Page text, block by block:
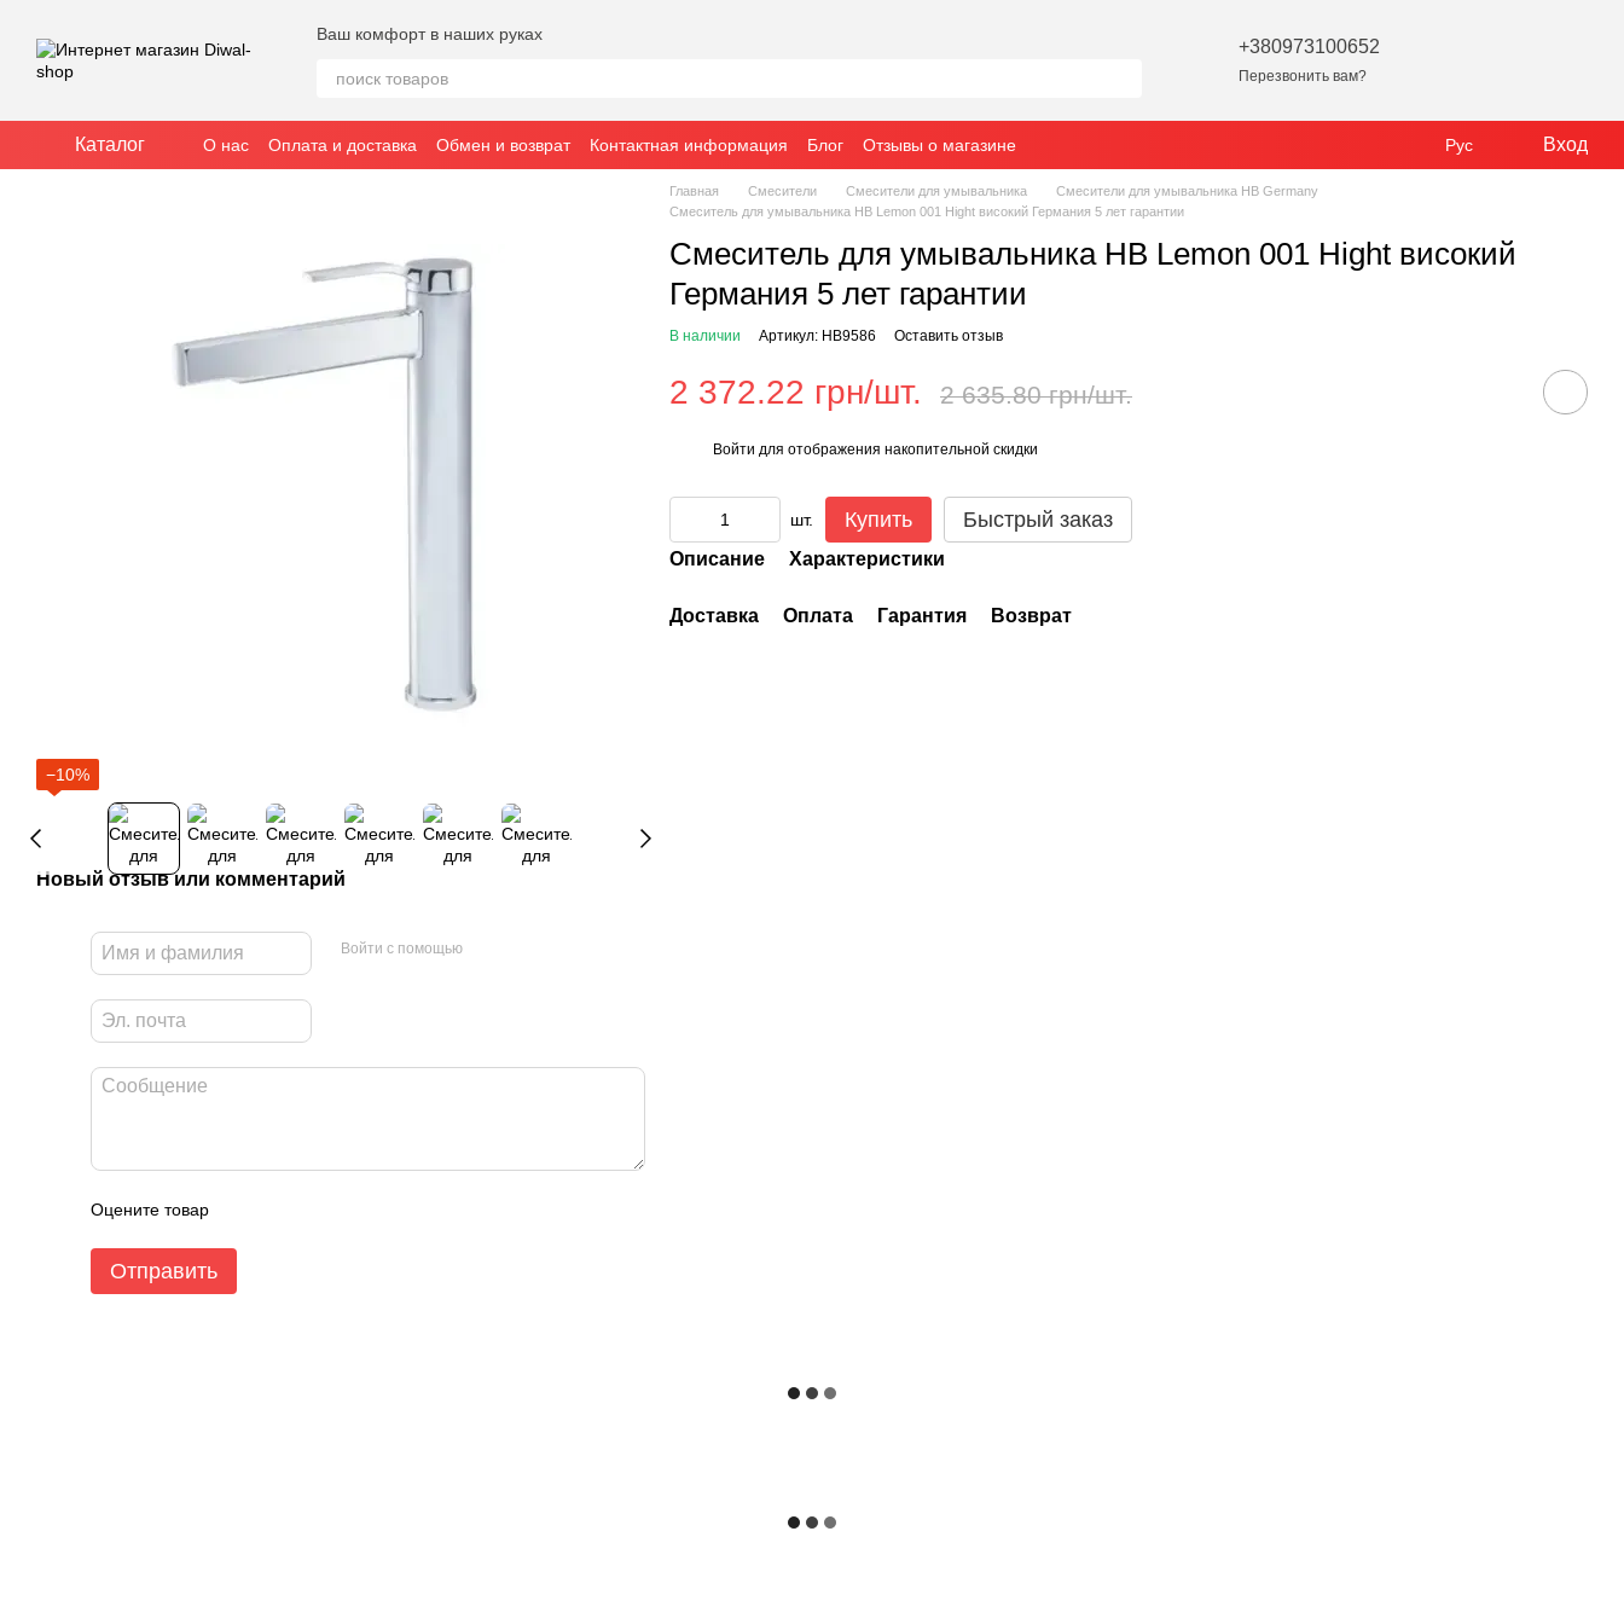
Ваш комфорт в наших руках
+380973100652
Перезвонить вам?
Каталог О нас Оплата и доставка Обмен и возврат Контактная информация Блог Отзывы о магазине Рус Вход
−10%
Новый отзыв или комментарий
Войти с помощью
Оцените товар
Отправить
Главная Смесители Смесители для умывальника
Смесители для умывальника HB Germany
Смеситель для умывальника HB Lemon 001 Hight високий Германия 5 лет гарантии
Смеситель для умывальника HB Lemon 001 Hight високий
Германия 5 лет гарантии
В наличии Артикул: HB9586 Оставить отзыв
2 372.22 грн/шт. 2 635.80 грн/шт.
Войти для отображения накопительной скидки
шт. Купить Быстрый заказ
Описание Характеристики
Доставка Оплата Гарантия Возврат